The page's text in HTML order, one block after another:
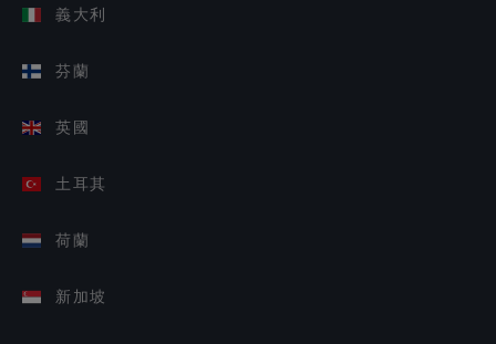
義大利
芬蘭
英國
土耳其
荷蘭
新加坡